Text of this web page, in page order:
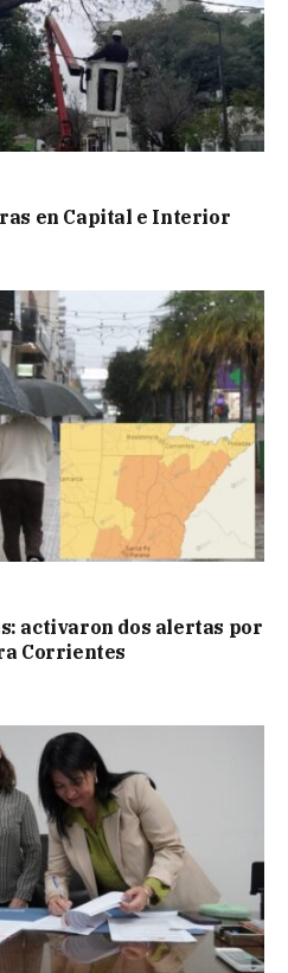
en Capital e Interior
activaron dos alertas por
Corrientes